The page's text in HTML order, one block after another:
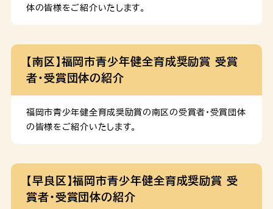
体の皆様をご紹介いたします。
【南区】福岡市青少年健全育成奨励賞 受賞
者・受賞団体の紹介
福岡市青少年健全育成奨励賞の南区の受賞者・受賞団体
の皆様をご紹介いたします。
【早良区】福岡市青少年健全育成奨励賞 受
賞者・受賞団体の紹介